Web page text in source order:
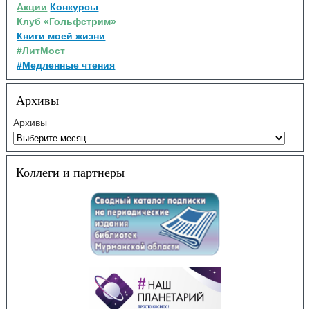
Акции Конкурсы
Клуб «Гольфстрим»
Книги моей жизни
#ЛитМост
#Медленные чтения
Архивы
Архивы
Коллеги и партнеры